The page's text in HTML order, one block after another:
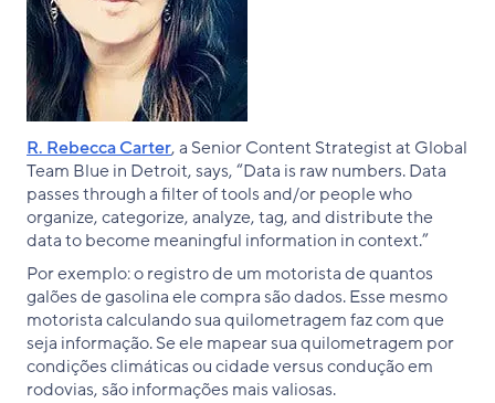
R. Rebecca Carter, a Senior Content Strategist at Global
Team Blue in Detroit, says, “Data is raw numbers. Data
passes through a filter of tools and/or people who
organize, categorize, analyze, tag, and distribute the
data to become meaningful information in context.”
Por exemplo: o registro de um motorista de quantos
galões de gasolina ele compra são dados. Esse mesmo
motorista calculando sua quilometragem faz com que
seja informação. Se ele mapear sua quilometragem por
condições climáticas ou cidade versus condução em
rodovias, são informações mais valiosas.